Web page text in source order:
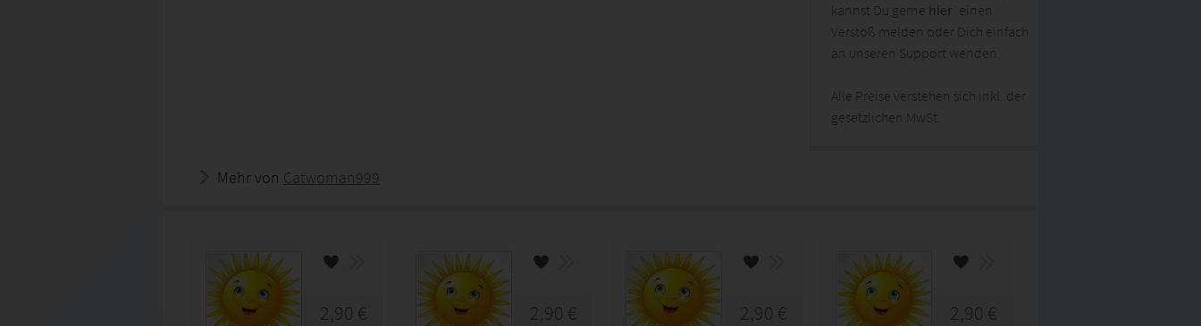
kannst Du gerne hier einen
Verstoß melden oder Dich einfach
an unseren Support wenden.
Alle Preise verstehen sich inkl. der
gesetzlichen MwSt.
Mehr von Catwoman999
2,90 € 2,90 € 2,90 € 2,90 €